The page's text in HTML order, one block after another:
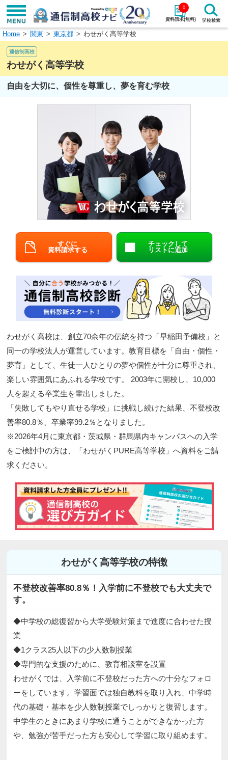
資料請求(無料)
0
学校名で探す
エリアから探す 特徴から探す
北海道・東北
北陸・甲信越
中国
九州・沖縄
閉じる
Home 関東 東京都 わせがく高等学校
通信制高校
わせがく高等学校
自由を大切に、個性を尊重し、夢を育む学校
すぐに
資料請求する
チェックして
リストに追加
わせがく高校は、創立70余年の伝統を持つ「早稲田予備校」と
同一の学校法人が運営しています。教育目標を「自由・個性・
夢育」として、生徒一人ひとりの夢や個性が十分に尊重され、
楽しい雰囲気にあふれる学校です。 2003年に開校し、10,000
人を超える卒業生を輩出しました。
「失敗してもやり直せる学校」に挑戦し続けた結果、不登校改
善率80.8％、卒業率99.2％となりました。
※2026年4月に東京都・茨城県・群馬県内キャンパスへの入学
をご検討中の方は、「わせがくPURE高等学校」へ資料をご請
求ください。
わせがく高等学校の特徴
不登校改善率80.8％！入学前に不登校でも大丈夫で
す。
◆中学校の総復習から大学受験対策まで進度に合わせた授
業
◆1クラス25人以下の少人数制授業
◆専門的な支援のために、教育相談室を設置
わせがくでは、入学前に不登校だった方への十分なフォロ
ーをしています。学習面では独自教科を取り入れ、中学時
代の基礎・基本を少人数制授業でしっかりと復習します。
中学生のときにあまり学校に通うことができなかった方
や、勉強が苦手だった方も安心して学習に取り組めます。